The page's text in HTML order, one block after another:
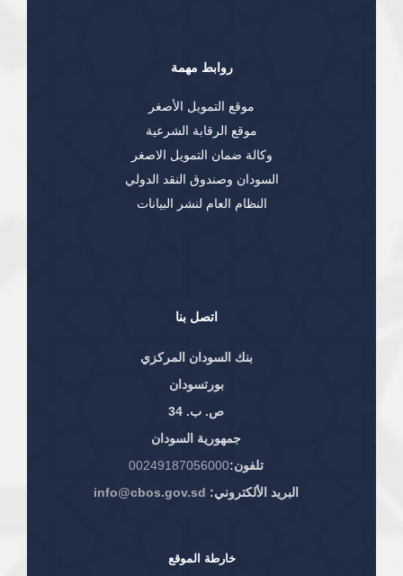
اتصل بنا
بنك السودان المركزي
بورتسودان
ص. ب. 34
جمهورية السودان
تلفون:00249187056000
البريد الألكتروني: info@cbos.gov.sd
روابط مهمة
موقع التمويل الأصغر
موقع الرقابة الشرعية
وكالة ضمان التمويل الاصغر
السودان وصندوق النقد الدولي
النظام العام لنشر البيانات
خارطة الموقع